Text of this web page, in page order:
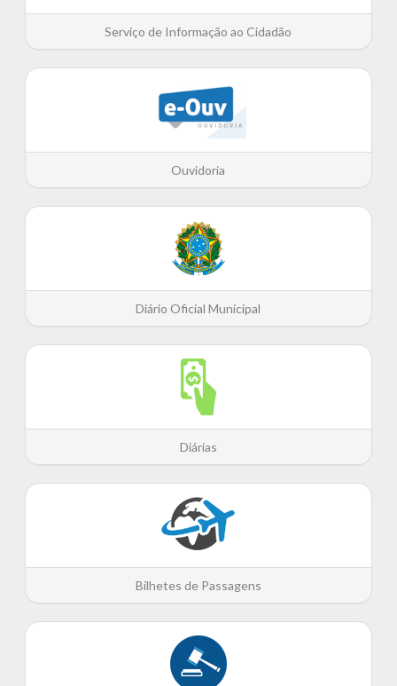
Serviço de Informação ao Cidadão
Ouvidoria
Diário Oficial Municipal
Diárias
Bilhetes de Passagens